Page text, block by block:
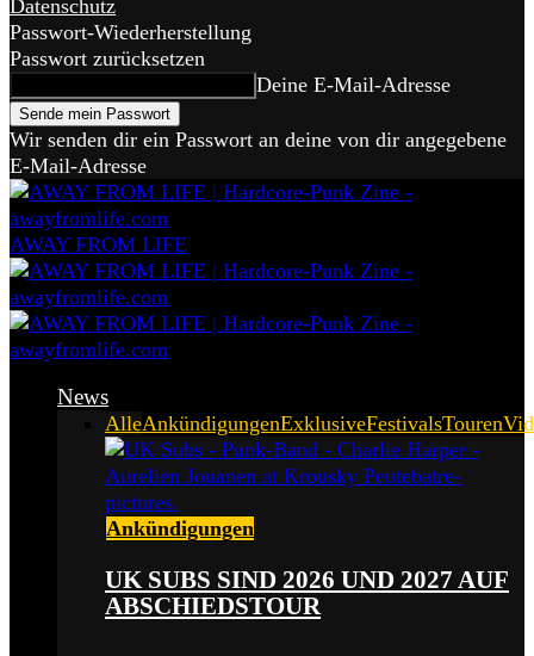
Datenschutz
Passwort-Wiederherstellung
Passwort zurücksetzen
Deine E-Mail-Adresse
Wir senden dir ein Passwort an deine von dir angegebene
E-Mail-Adresse
AWAY FROM LIFE
News
AlleAnkündigungenExklusiveFestivalsTouren
Ankündigungen
UK SUBS SIND 2026 UND 2027 AUF
ABSCHIEDSTOUR